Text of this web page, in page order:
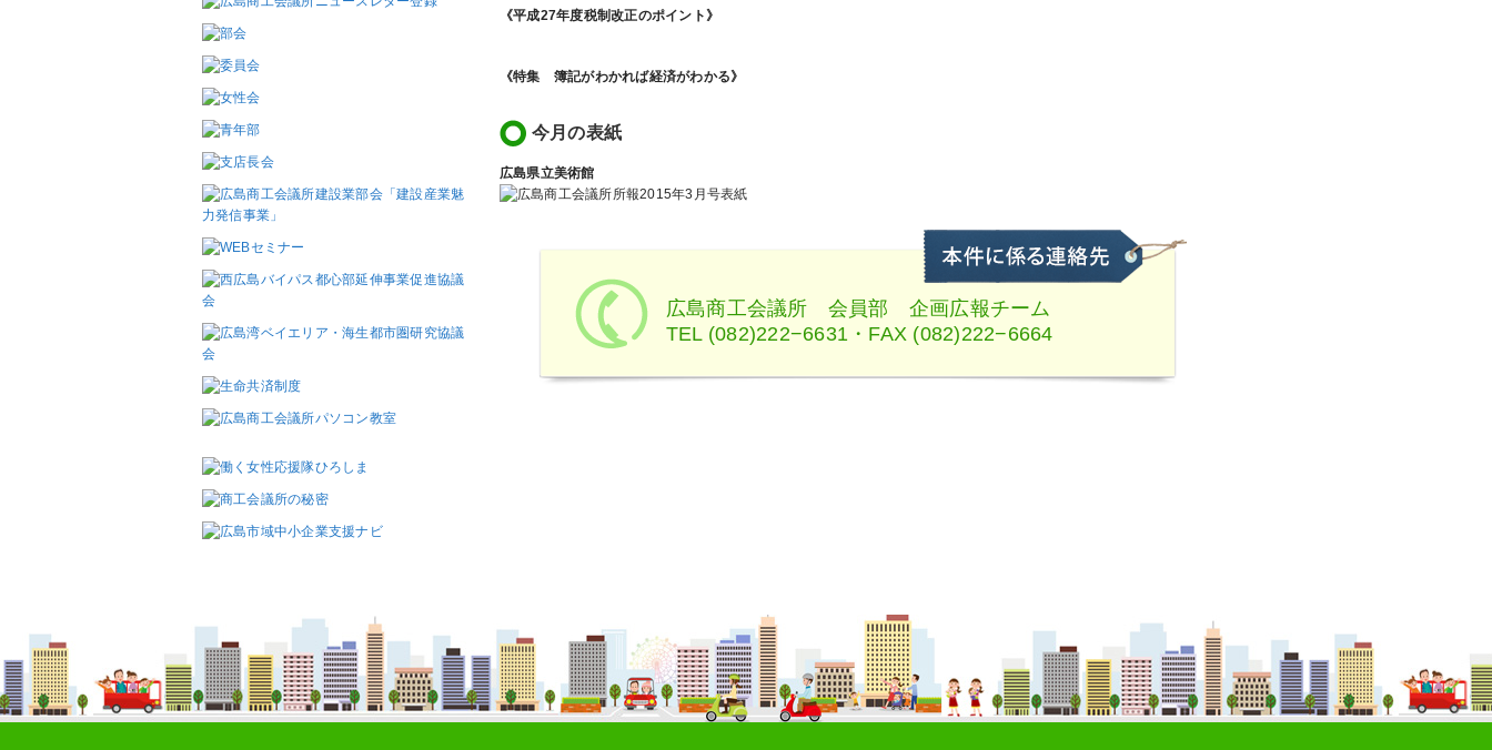
《平成27年度税制改正のポイント》
《特集 簿記がわかれば経済がわかる》
今月の表紙
広島県立美術館
広島商工会議所 会員部 企画広報チーム
TEL (082)222−6631・FAX (082)222−6664